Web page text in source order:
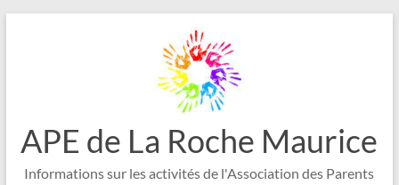
APE de La Roche Maurice
Informations sur les activités de l'Association des Parents